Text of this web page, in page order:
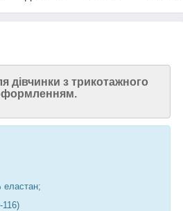
дівчинки з трикотажного
еластан;
116)